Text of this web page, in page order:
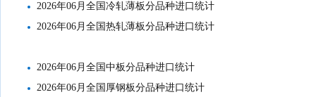
2026年06月全国冷轧薄板分品种进口统计
2026年06月全国热轧薄板分品种进口统计
2026年06月全国中板分品种进口统计
2026年06月全国厚钢板分品种进口统计